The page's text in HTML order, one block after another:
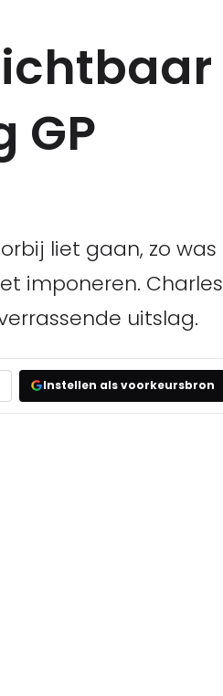
GP
liet gaan, zo was
imponeren. Charles
uitslag.
Instellen als voorkeursbron